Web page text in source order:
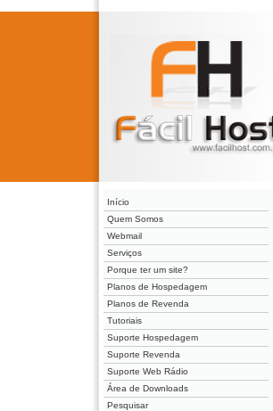
Início
Quem Somos
Webmail
Serviços
Porque ter um site?
Planos de Hospedagem
Planos de Revenda
Tutoriais
Suporte Hospedagem
Suporte Revenda
Suporte Web Rádio
Área de Downloads
Pesquisar